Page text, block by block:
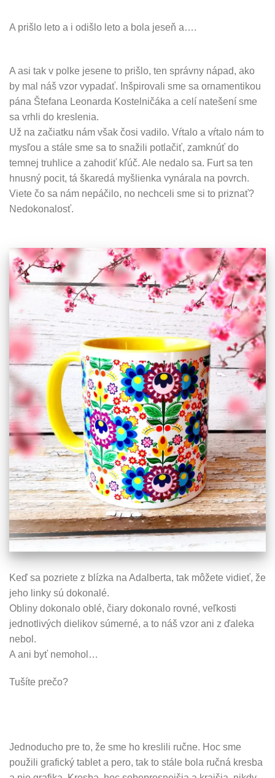
A prišlo leto a i odišlo leto a bola jeseň a….
A asi tak v polke jesene to prišlo, ten správny nápad, ako
by mal náš vzor vypadať. Inšpirovali sme sa ornamentikou
pána Štefana Leonarda Kostelničáka a celí natešení sme
sa vrhli do kreslenia.
Už na začiatku nám však čosi vadilo. Vŕtalo a vŕtalo nám to
mysľou a stále sme sa to snažili potlačiť, zamknúť do
temnej truhlice a zahodiť kľúč. Ale nedalo sa. Furt sa ten
hnusný pocit, tá škaredá myšlienka vynárala na povrch.
Viete čo sa nám nepáčilo, no nechceli sme si to priznať?
Nedokonalosť.
Keď sa pozriete z blízka na Adalberta, tak môžete vidieť, že
jeho linky sú dokonalé.
Obliny dokonalo oblé, čiary dokonalo rovné, veľkosti
jednotlivých dielikov súmerné, a to náš vzor ani z ďaleka
nebol.
A ani byť nemohol…
Tušíte prečo?
Jednoducho pre to, že sme ho kreslili ručne. Hoc sme
použili grafický tablet a pero, tak to stále bola ručná kresba